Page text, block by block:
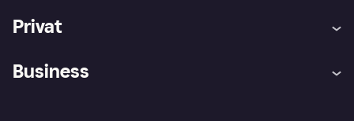
Privat
Business